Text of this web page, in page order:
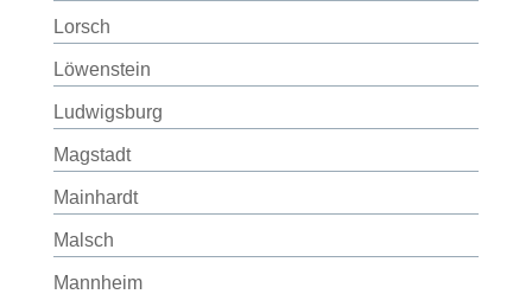
Lorsch
Löwenstein
Ludwigsburg
Magstadt
Mainhardt
Malsch
Mannheim